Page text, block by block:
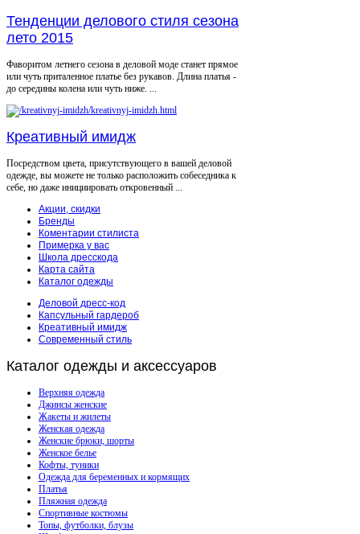
Тенденции делового стиля сезона
лето 2015
Фаворитом летнего сезона в деловой моде станет прямое
или чуть приталенное платье без рукавов. Длина платья -
до середины колена или чуть ниже. ...
Креативный имидж
Посредством цвета, присутствующего в вашей деловой
одежде, вы можете не только расположить собеседника к
себе, но даже инициировать откровенный ...
Акции, скидки
Бренды
Коментарии стилиста
Примерка у вас
Школа дресскода
Карта сайта
Каталог одежды
Деловой дресс-код
Капсульный гардероб
Креативный имидж
Современный стиль
Каталог одежды и аксессуаров
Верхняя одежда
Джинсы женские
Жакеты и жилеты
Женская одежда
Женские брюки, шорты
Женское белье
Кофты, туники
Одежда для беременных и кормящих
Платья
Пляжная одежда
Спортивные костюмы
Топы, футболки, блузы